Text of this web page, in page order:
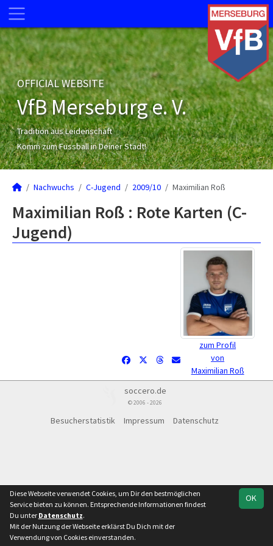
OFFICIAL WEBSITE
VfB Merseburg e. V.
Tradition aus Leidenschaft
Komm zum Fussball in Deiner Stadt!
Nachwuchs C-Jugend 2009/10 Maximilian Roß
Maximilian Roß : Rote Karten (C-
Jugend)
zum Profil
von
Maximilian Roß
soccero.de
© 2006 - 2026
Besucherstatistik Impressum Datenschutz
OK
Diese Webseite verwendet Cookies, um Dir den bestmöglichen
Service bieten zu können. Entsprechende Informationen findest
Du unter Datenschutz.
Mit der Nutzung der Webseite erklärst Du Dich mit der
Verwendung von Cookies einverstanden.